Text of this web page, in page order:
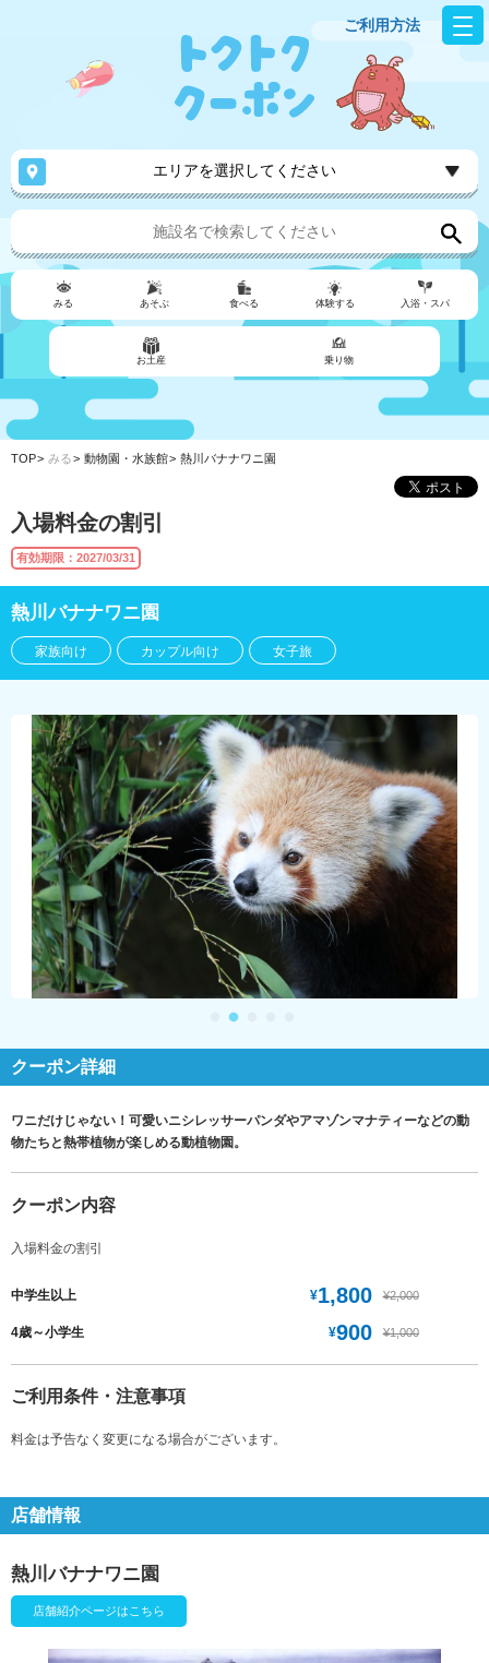
ご利用方法
エリアを選択してください
みる あそぶ 食べる 体験する 入浴・スパ
お土産 乗り物
TOP みる 動物園・水族館 熱川バナナワニ園
入場料金の割引
有効期限：2027/03/31
熱川バナナワニ園
家族向け カップル向け 女子旅
クーポン詳細
ワニだけじゃない！可愛いニシレッサーパンダやアマゾンマナティーなどの動
物たちと熱帯植物が楽しめる動植物園。
クーポン内容
入場料金の割引
中学生以上 ¥1,800 ¥2,000
4歳～小学生 ¥900 ¥1,000
ご利用条件・注意事項
料金は予告なく変更になる場合がございます。
店舗情報
熱川バナナワニ園
店舗紹介ページはこちら